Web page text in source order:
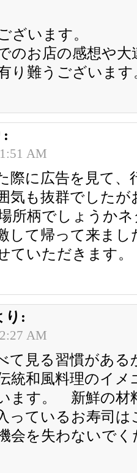
ざいます。
のお店の感想や
り難うございます
:
AM
際に広告を見て
気も抜群でした
所柄でしょうか
して帰って来ま
ていただきます。
り:
AM
て見る習慣があ
統和風料理のイ
ます。 新鮮の材
っているお寿司
会を失わないでく